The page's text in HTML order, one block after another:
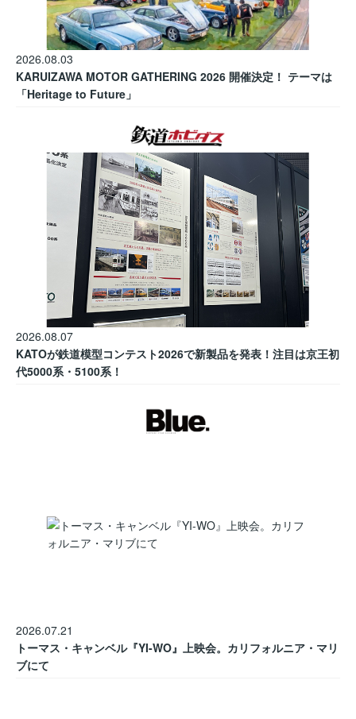
2026.08.03
KARUIZAWA MOTOR GATHERING 2026 開催決定！ テーマは
「Heritage to Future」
2026.08.07
KATOが鉄道模型コンテスト2026で新製品を発表！注目は京王初
代5000系・5100系！
2026.07.21
トーマス・キャンベル『YI-WO』上映会。カリフォルニア・マリ
ブにて